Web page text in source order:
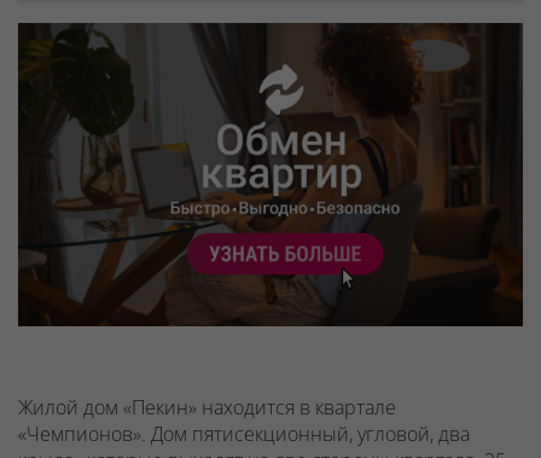
Жилой дом «Пекин» находится в квартале
«Чемпионов». Дом пятисекционный, угловой, два